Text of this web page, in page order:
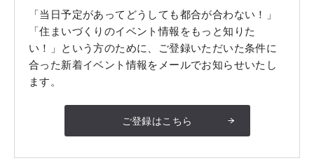
「当日予定があってどうしても都合が合わない！」
「住まいづくりのイベント情報をもっと知りた
い！」という方のために、ご登録いただいた条件に
合った新着イベント情報をメールでお知らせいたし
ます。
ご登録はこちら